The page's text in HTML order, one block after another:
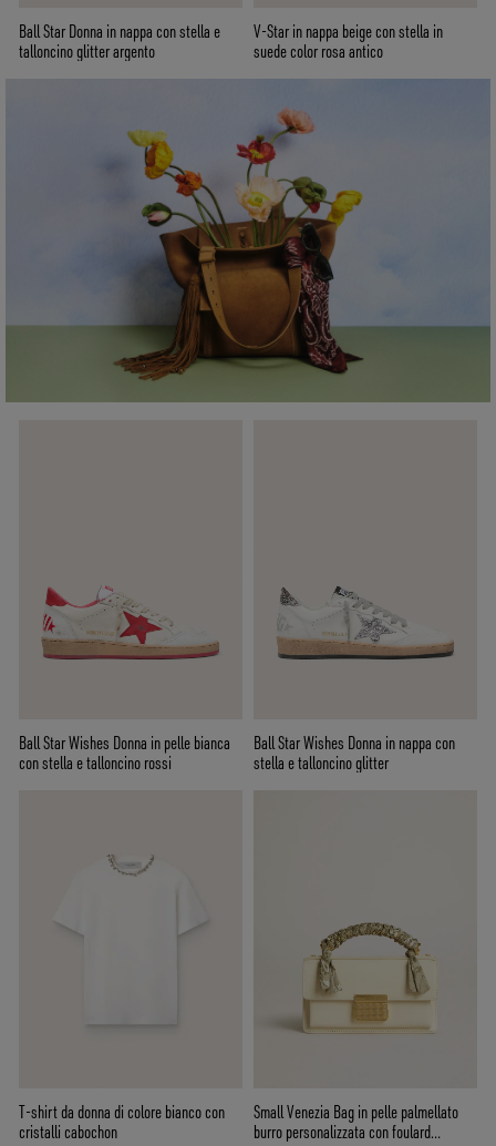
Ball Star Donna in nappa con stella e
talloncino glitter argento
V-Star in nappa beige con stella in
suede color rosa antico
Ball Star Wishes Donna in pelle bianca
con stella e talloncino rossi
Ball Star Wishes Donna in nappa con
stella e talloncino glitter
T-shirt da donna di colore bianco con
cristalli cabochon
Small Venezia Bag in pelle palmellato
burro personalizzata con foulard